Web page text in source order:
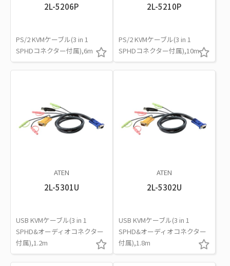
2L-5206P
PS/2 KVMケーブル(3 in 1
SPHDコネクター付属),6m
2L-5210P
PS/2 KVMケーブル(3 in 1
SPHDコネクター付属),10m
ATEN
2L-5301U
USB KVMケーブル(3 in 1
SPHD&オーディオコネクター
付属),1.2m
ATEN
2L-5302U
USB KVMケーブル(3 in 1
SPHD&オーディオコネクター
付属),1.8m